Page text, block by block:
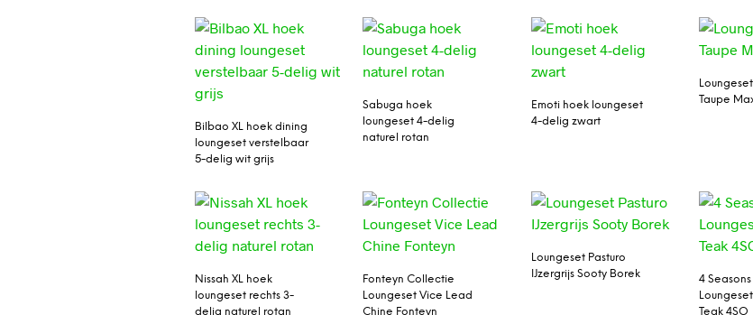
Bilbao XL hoek dining
loungeset verstelbaar
5-delig wit grijs
Sabuga hoek
loungeset 4-delig
naturel rotan
Emoti hoek loungeset
4-delig zwart
Taupe
Nissah XL hoek
loungeset rechts 3-
delig naturel rotan
Fonteyn Collectie
Loungeset Vice Lead
Chine Fonteyn
Loungeset Pasturo
IJzergrijs Sooty Borek
4
Teak 4SO